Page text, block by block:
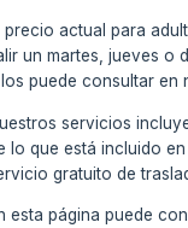
precio actual para
un martes, jueves o
puede consultar en
servicios
lo que está incluido
gratuito de
esta página puede